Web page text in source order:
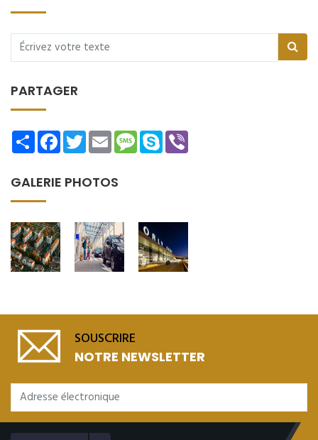
PARTAGER
ShareFacebookTwitterEmailMessage
Skype
GALERIE PHOTOS
SOUSCRIRE
NOTRE NEWSLETTER